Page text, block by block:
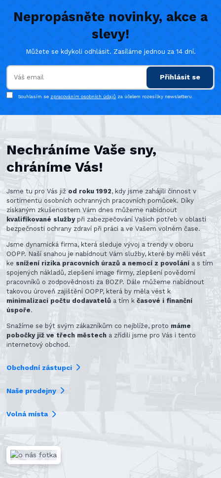
Nepropásněte novinky, akce a
slevy!
Můžete se kdykoli odhlásit. Zasíláme jednou za 14 dní.
Přihlásit se
Souhlasím se zpracováním osobních údajů za účelem rozesílky newsletteru.
Nechráníme Vaše sny,
chráníme Vás!
Jsme tu pro Vás již od roku 1992, kdy jsme zahájili činnost v
sortimentu osobních ochranných pracovních pomůcek. Díky
získaným zkušenostem Vám dnes můžeme nabídnout
kvalifikované službypři zabezpečování Vašich potřeb v oblasti
bezpečnosti ochrany zdraví při práci a ve Vašem volném čase.
Jsme dynamická firma, která sleduje vývoj a trendy v oboru
OOPP. Naší snahou je nabídnout Vám služby, které by měli vést
ke snížení rizika pracovních úrazů a nemocí z povolání a s tím
spojených nákladů, zlepšení image firmy, zlepšení povědomí
pracovníků o zodpovědnosti za BOZP. Dále můžeme nabídnout
takovou úroveň zajištění OOPP, která by měla vést k
minimalizaci počtu dodavatelů a tím kčasové i finanční
úspoře.
Snažíme se být svým zákazníkům co nejblíže, proto máme
pobočky již ve třech městech a zřídili jsme pro Vás i tento
internetový obchod.
Obchodní zástupci
Naše prodejny
Volná místa